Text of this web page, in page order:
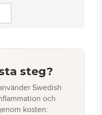
steg?
Swedish
och
kosten: